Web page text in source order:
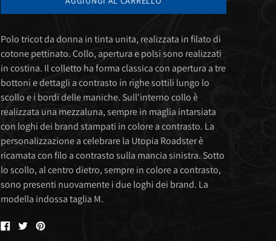
Polo tricot da donna in tinta unita, realizzata in filato di
cotone pettinato. Collo, apertura e polsi sono realizzati
in costina. Il colletto ha forma classica con apertura a tre
bottoni e dettagli a contrasto in righe sottili lungo lo
scollo e i bordi delle maniche. Sull'interno collo è
realizzata una mezzaluna, sempre in maglia intarsiata
con loghi dei brand stampati in colore a contrasto. La
personalizzazione a celebrare la Utopia Roadster è
ricamata con filo a contrasto sulla mancia sinistra. Sotto
lo scollo, al centro dietro, sempre in colore a contrasto,
sono presenti nuovamente i due loghi dei brand. La
modella indossa taglia M.
Condividi
su
CondividiCondividi